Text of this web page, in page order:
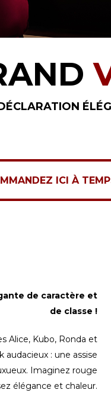
ICI À TEMPS POUR LES
ICI À
de caractère et
de classe !
Alice, Kubo, Ronda et
: une assise
Imaginez rouge
élégance et chaleur.